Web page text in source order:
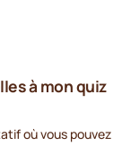
à mon quiz
où vous pouvez